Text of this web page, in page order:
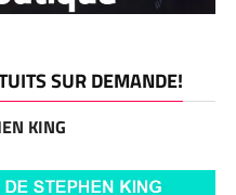
SUR DEMANDE!
KING